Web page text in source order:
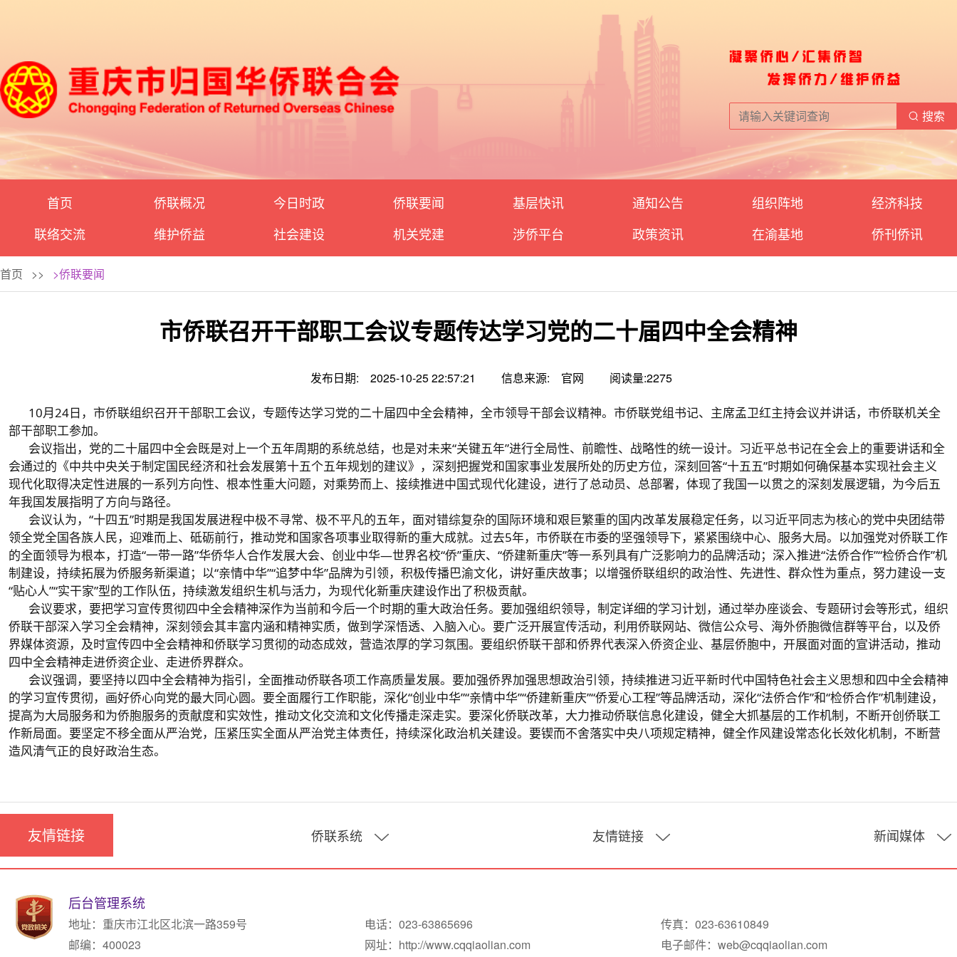
搜索
首页 侨联概况 今日时政 侨联要闻 基层快讯 通知公告 组织阵地
经济科技
联络交流
维护侨益 社会建设 机关党建 涉侨平台 政策资讯 在渝基地 侨刊侨讯
首页 >> >侨联要闻
市侨联召开干部职工会议专题传达学习党的二十届四中全会精神
发布日期: 2025-10-25 22:57:21 信息来源: 官网 阅读量:2275
10月24日，市侨联组织召开干部职工会议，专题传达学习党的二十届四中全会精神，全市领导干部会议精神。市侨联党组书记、主席孟卫红主持会议并讲话，市侨联机关全
部干部职工参加。
会议指出，党的二十届四中全会既是对上一个五年周期的系统总结，也是对未来“关键五年”进行全局性、前瞻性、战略性的统一设计。习近平总书记在全会上的重要讲话和全
会通过的《中共中央关于制定国民经济和社会发展第十五个五年规划的建议》，深刻把握党和国家事业发展所处的历史方位，深刻回答“十五五”时期如何确保基本实现社会主义
现代化取得决定性进展的一系列方向性、根本性重大问题，对乘势而上、接续推进中国式现代化建设，进行了总动员、总部署，体现了我国一以贯之的深刻发展逻辑，为今后五
年我国发展指明了方向与路径。
会议认为，“十四五”时期是我国发展进程中极不寻常、极不平凡的五年，面对错综复杂的国际环境和艰巨繁重的国内改革发展稳定任务，以习近平同志为核心的党中央团结带
领全党全国各族人民，迎难而上、砥砺前行，推动党和国家各项事业取得新的重大成就。过去5年，市侨联在市委的坚强领导下，紧紧围绕中心、服务大局。以加强党对侨联工作
的全面领导为根本，打造“一带一路”华侨华人合作发展大会、创业中华—世界名校“侨”重庆、“侨建新重庆”等一系列具有广泛影响力的品牌活动；深入推进“法侨合作”“检侨合作”机
制建设，持续拓展为侨服务新渠道；以“亲情中华”“追梦中华”品牌为引领，积极传播巴渝文化，讲好重庆故事；以增强侨联组织的政治性、先进性、群众性为重点，努力建设一支
“贴心人”“实干家”型的工作队伍，持续激发组织生机与活力，为现代化新重庆建设作出了积极贡献。
会议要求，要把学习宣传贯彻四中全会精神深作为当前和今后一个时期的重大政治任务。要加强组织领导，制定详细的学习计划，通过举办座谈会、专题研讨会等形式，组织
侨联干部深入学习全会精神，深刻领会其丰富内涵和精神实质，做到学深悟透、入脑入心。要广泛开展宣传活动，利用侨联网站、微信公众号、海外侨胞微信群等平台，以及侨
界媒体资源，及时宣传四中全会精神和侨联学习贯彻的动态成效，营造浓厚的学习氛围。要组织侨联干部和侨界代表深入侨资企业、基层侨胞中，开展面对面的宣讲活动，推动
四中全会精神走进侨资企业、走进侨界群众。
会议强调，要坚持以四中全会精神为指引，全面推动侨联各项工作高质量发展。要加强侨界加强思想政治引领，持续推进习近平新时代中国特色社会主义思想和四中全会精神
的学习宣传贯彻，画好侨心向党的最大同心圆。要全面履行工作职能，深化“创业中华”“亲情中华”“侨建新重庆”“侨爱心工程”等品牌活动，深化“法侨合作”和“检侨合作”机制建设，
提高为大局服务和为侨胞服务的贡献度和实效性，推动文化交流和文化传播走深走实。要深化侨联改革，大力推动侨联信息化建设，健全大抓基层的工作机制，不断开创侨联工
作新局面。要坚定不移全面从严治党，压紧压实全面从严治党主体责任，持续深化政治机关建设。要锲而不舍落实中央八项规定精神，健全作风建设常态化长效化机制，不断营
造风清气正的良好政治生态。
友情链接 侨联系统
吉林
友情链接
重庆致公党
新闻媒体
网易
后台管理系统
地址：重庆市江北区北滨一路359号 电话：023-63865696
传真：023-63610849
邮编：400023
网址：http://www.cqqiaolian.com 电子邮件：web@cqqiaolian.com